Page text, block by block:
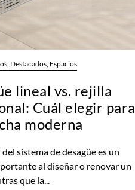
Destacados, Espacios
lineal vs. rejilla
Cuál elegir para
moderna
del sistema de desagüe es un
al diseñar o renovar un
que la...